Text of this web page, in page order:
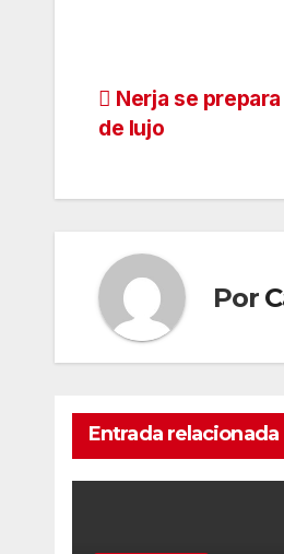
entradas
Nerja se
de lujo
Por
Entrada relacionada